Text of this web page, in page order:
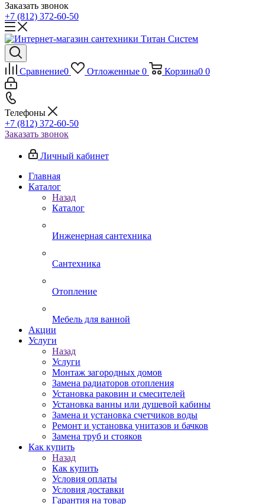
Заказать звонок
+7 (812) 372-60-50
Сравнение0 Отложенные 0 Корзина0 0
Телефоны
+7 (812) 372-60-50
Заказать звонок
Личный кабинет
Главная
Каталог
Назад
Каталог
Инженерная сантехника
Сантехника
Отопление
Мебель для ванной
Акции
Услуги
Назад
Услуги
Монтаж загородных домов
Замена радиаторов отопления
Установка раковин и смесителей
Установка ванны или душевой кабины
Замена и установка счетчиков воды
Ремонт и установка унитазов и бачков
Замена труб и стояков
Как купить
Назад
Как купить
Условия оплаты
Условия доставки
Гарантия на товар